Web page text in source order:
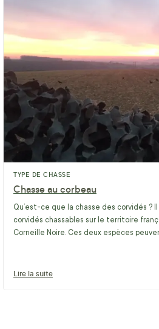
TYPE DE CHASSE
Chasse au corbeau
Qu’est-ce que la chasse des corvidés ?
corvidés chassables sur le territoire
Corneille Noire. Ces deux espèces
Lire la suite